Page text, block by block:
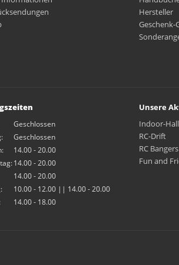
Hersteller
Geschenk-
Geschlossen
Geschlossen
14.00 - 20.00
14.00 - 20.00
14.00 - 20.00
10.00 - 12.00 || 14.00 - 20.00
14.00 - 18.00
Unsere
Indoor-
RC-Drift
RC Bangers
Fun and